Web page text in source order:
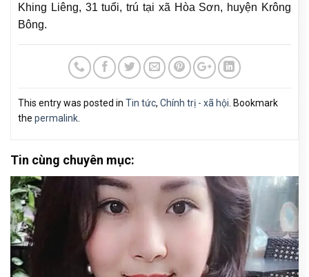
Khing Liêng, 31 tuổi, trú tại xã Hòa Sơn, huyện Krông
Bông.
This entry was posted in Tin tức, Chính trị - xã hội . Bookmark
the permalink
Tin cùng chuyên mục: